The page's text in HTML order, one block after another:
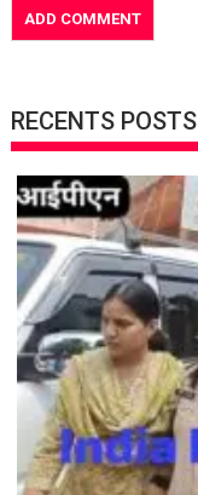
RECENTS POSTS